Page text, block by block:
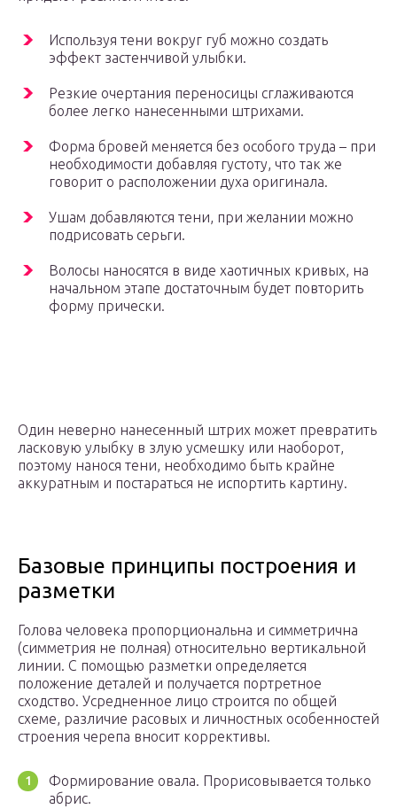
Используя тени вокруг губ можно создать
эффект застенчивой улыбки.
Резкие очертания переносицы сглаживаются
более легко нанесенными штрихами.
Форма бровей меняется без особого труда – при
необходимости добавляя густоту, что так же
говорит о расположении духа оригинала.
Ушам добавляются тени, при желании можно
подрисовать серьги.
Волосы наносятся в виде хаотичных кривых, на
начальном этапе достаточным будет повторить
форму прически.
Один неверно нанесенный штрих может превратить
ласковую улыбку в злую усмешку или наоборот,
поэтому нанося тени, необходимо быть крайне
аккуратным и постараться не испортить картину.
Базовые принципы построения и
разметки
Голова человека пропорциональна и симметрична
(симметрия не полная) относительно вертикальной
линии. С помощью разметки определяется
положение деталей и получается портретное
сходство. Усредненное лицо строится по общей
схеме, различие расовых и личностных особенностей
строения черепа вносит коррективы.
Формирование овала. Прорисовывается только
абрис.